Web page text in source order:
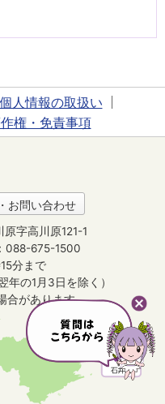
個人情報の取扱い
権・免責事項
お問い合わせ
字高川原121-1
088-675-1500
分まで
年の1月3日を除く）
合があります。